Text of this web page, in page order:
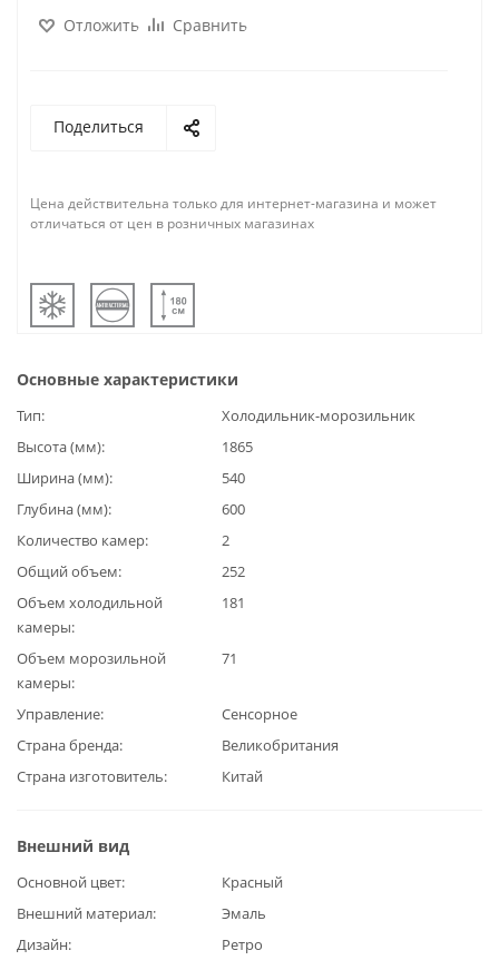
Отложить Сравнить
Поделиться
Цена действительна только для интернет-магазина и может
отличаться от цен в розничных магазинах
Основные характеристики
Тип
Холодильник-морозильник
Высота (мм)
1865
Ширина (мм)
540
Глубина (мм)
600
Количество камер
2
Общий объем
252
Объем холодильной
камеры
181
Объем морозильной
камеры
71
Управление
Сенсорное
Страна бренда
Великобритания
Страна изготовитель
Китай
Внешний вид
Основной цвет
Красный
Внешний материал
Эмаль
Дизайн
Ретро